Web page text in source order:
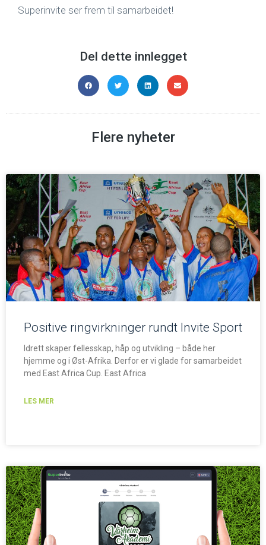
Superinvite ser frem til samarbeidet!
Del dette innlegget
Flere nyheter
Positive ringvirkninger rundt Invite Sport
Idrett skaper fellesskap, håp og utvikling – både her
hjemme og i Øst-Afrika. Derfor er vi glade for samarbeidet
med East Africa Cup. East Africa
LES MER